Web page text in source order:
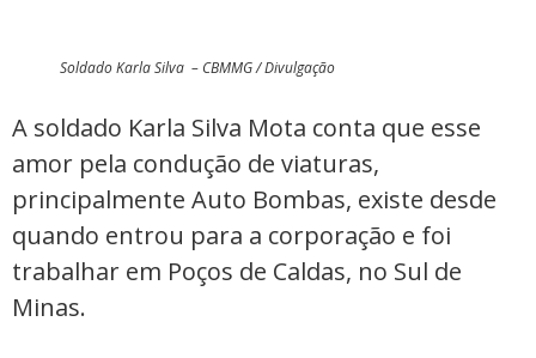
Soldado Karla Silva – CBMMG / Divulgação
A soldado Karla Silva Mota conta que esse
amor pela condução de viaturas,
principalmente Auto Bombas, existe desde
quando entrou para a corporação e foi
trabalhar em Poços de Caldas, no Sul de
Minas.